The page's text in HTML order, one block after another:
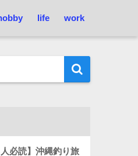
life work
必読】沖縄釣り旅